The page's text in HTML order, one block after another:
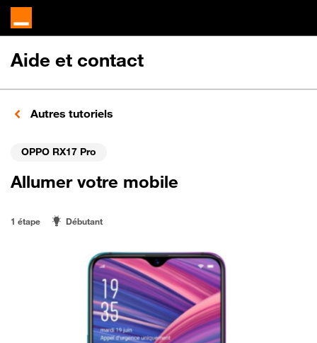
Aide et contact
Autres tutoriels
OPPO RX17 Pro
Allumer votre mobile
1 étape Débutant